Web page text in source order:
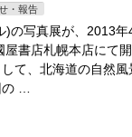
・報告
)の写真展が、2013
書店札幌本店にて
て、北海道の自然
…